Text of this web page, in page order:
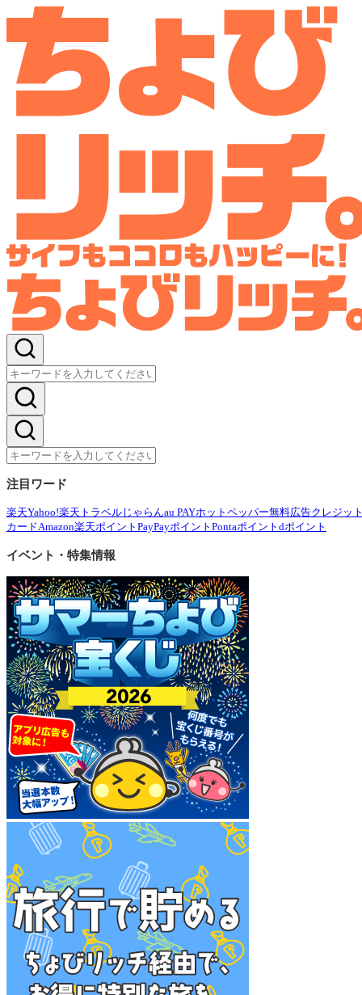
注目ワード
楽天Yahoo!楽天トラベル じゃらんau PAYホットペッパー無料広告クレジッ
カードAmazon楽天ポイント PayPayポイント Pontaポイント dポイント
イベント・特集情報